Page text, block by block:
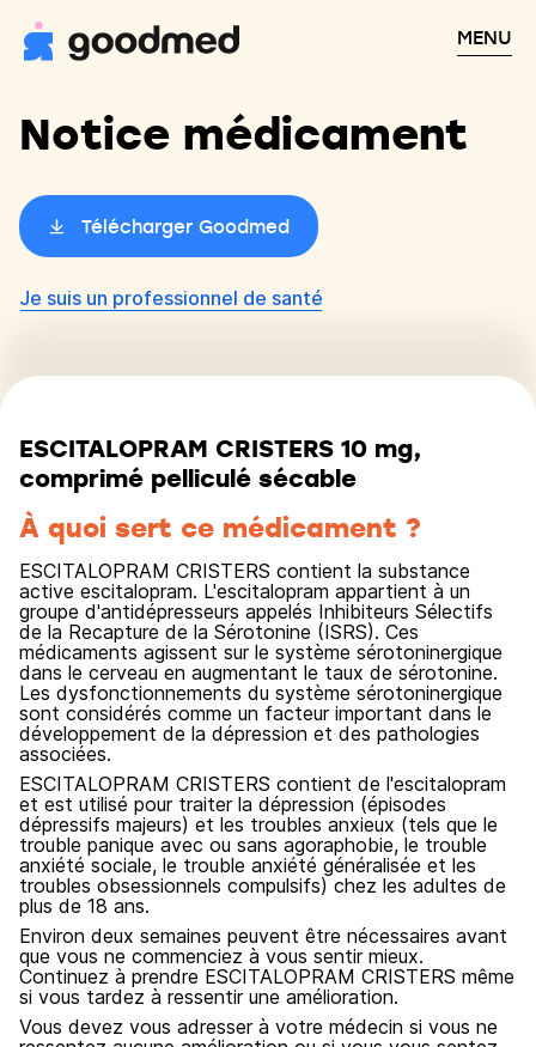
MENU
Notice médicament
Télécharger Goodmed
Je suis un professionnel de santé
ESCITALOPRAM CRISTERS 10 mg,
comprimé pelliculé sécable
À quoi sert ce médicament ?
ESCITALOPRAM CRISTERS contient la substance
active escitalopram. L'escitalopram appartient à un
groupe d'antidépresseurs appelés Inhibiteurs Sélectifs
de la Recapture de la Sérotonine (ISRS). Ces
médicaments agissent sur le système sérotoninergique
dans le cerveau en augmentant le taux de sérotonine.
Les dysfonctionnements du système sérotoninergique
sont considérés comme un facteur important dans le
développement de la dépression et des pathologies
associées.
ESCITALOPRAM CRISTERS contient de l'escitalopram
et est utilisé pour traiter la dépression (épisodes
dépressifs majeurs) et les troubles anxieux (tels que le
trouble panique avec ou sans agoraphobie, le trouble
anxiété sociale, le trouble anxiété généralisée et les
troubles obsessionnels compulsifs) chez les adultes de
plus de 18 ans.
Environ deux semaines peuvent être nécessaires avant
que vous ne commenciez à vous sentir mieux.
Continuez à prendre ESCITALOPRAM CRISTERS même
si vous tardez à ressentir une amélioration.
Vous devez vous adresser à votre médecin si vous ne